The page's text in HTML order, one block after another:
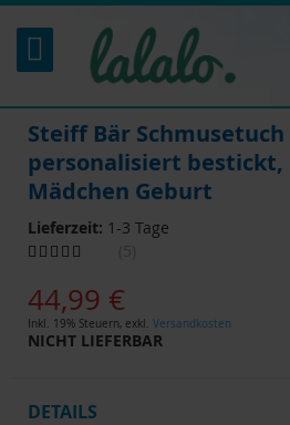
Inhalt
springen
Steiff Bär
personalisiert bestickt,
Mädchen Geburt
Lieferzeit: 1-3 Tage
Bewertung:
44,99 €
Inkl. 19% Steuern, exkl. Versandkosten
NICHT LIEFERBAR
DETAILS